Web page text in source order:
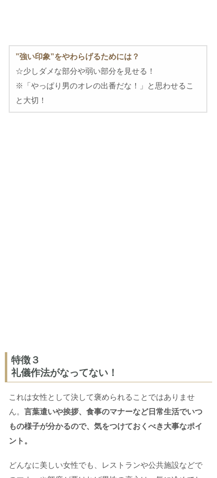
”強い印象”をやわらげるためには？
☆少しダメな部分や弱い部分を見せる！
※「やっぱり男のオレの出番だな！」と思わせるこ
と大切！
特徴３
礼儀作法がなってない！
これは女性として決して褒められることではありませ
ん。 言葉遣いや挨拶、食事のマナーなど日常生活でいつ
もの様子が分かるので、気をつけておくべき大事なポイ
ント。
どんなに美しい女性でも、レストランや公共施設などで